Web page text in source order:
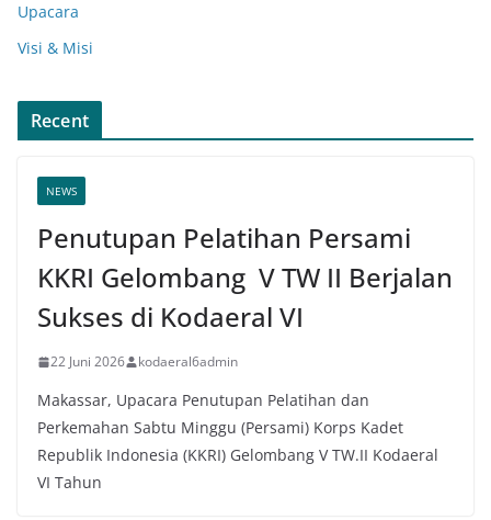
Upacara
Visi & Misi
Recent
NEWS
Penutupan Pelatihan Persami
KKRI Gelombang V TW II Berjalan
Sukses di Kodaeral VI
22 Juni 2026 kodaeral6admin
Makassar, Upacara Penutupan Pelatihan dan
Perkemahan Sabtu Minggu (Persami) Korps Kadet
Republik Indonesia (KKRI) Gelombang V TW.II Kodaeral
VI Tahun